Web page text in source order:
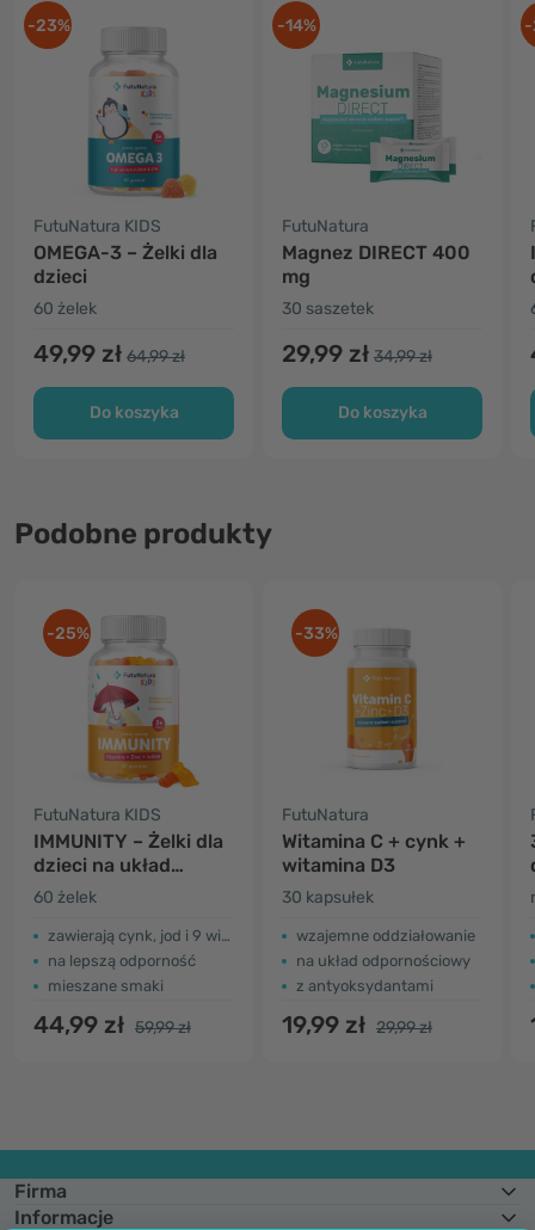
-23%
FutuNatura KIDS
OMEGA-3 – Żelki dla
dzieci
60 żelek
49,99 zł 64,99 zł
Do koszyka
-14%
FutuNatura
Magnez DIRECT 400
mg
30 saszetek
29,99 zł 34,99 zł
Do koszyka
-
Podobne produkty
-25%
FutuNatura KIDS
IMMUNITY – Żelki dla
dzieci na układ
odpornościowy
60 żelek
zawierają cynk, jod i 9 witamin
na lepszą odporność
mieszane smaki
44,99 zł 59,99 zł
-33%
FutuNatura
Witamina C + cynk +
witamina D3
30 kapsułek
wzajemne oddziałowanie
na układ odpornościowy
z antyoksydantami
19,99 zł 29,99 zł
Firma
Informacje